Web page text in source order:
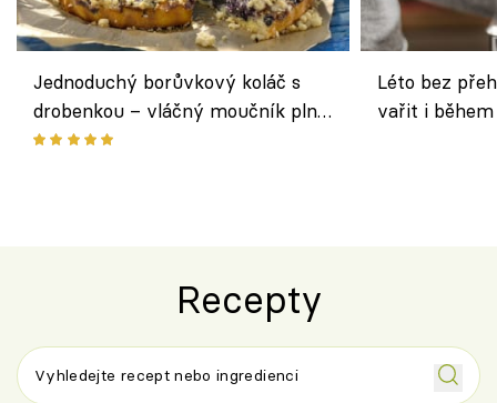
Jednoduchý borůvkový koláč s
drobenkou – vláčný moučník plný
ovoce
Léto bez
vařit i
Recepty